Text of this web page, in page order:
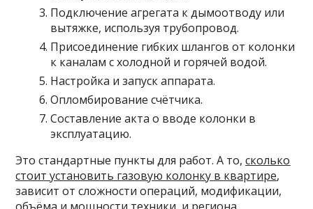
Подключение агрегата к дымоотводу или
вытяжке, используя трубопровод.
Присоединение гибких шлангов от колонки
к каналам с холодной и горячей водой.
Настройка и запуск аппарата.
Опломбирование счётчика.
Составление акта о вводе колонки в
эксплуатацию.
Это стандартные пункты для работ. А то,сколько
стоит установить газовую колонку в квартире,
зависит от сложности операций, модификации,